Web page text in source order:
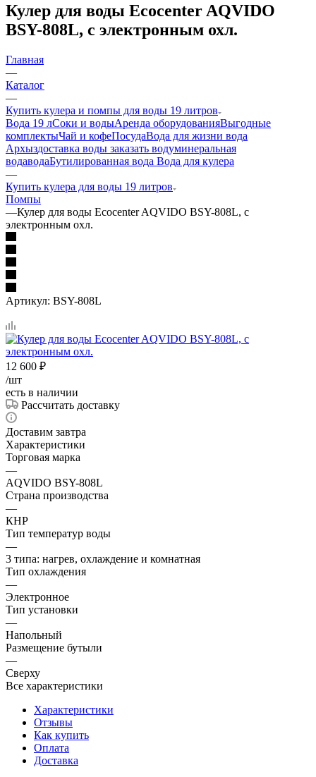
Кулер для воды Ecocenter AQVIDO
BSY-808L, с электронным охл.
Главная
—
Каталог
—
Купить кулера и помпы для воды 19 литров
Вода 19 лСоки и водыАренда оборудованияВыгодные
комплектыЧай и кофеПосудаВода для жизни вода
Архыздоставка воды заказать водуминеральная
водаводаБутилированная вода Вода для кулера
—
Купить кулера для воды 19 литров
Помпы
—Кулер для воды Ecocenter AQVIDO BSY-808L, с
электронным охл.
Артикул: BSY-808L
12 600 ₽
/шт
есть в наличии
Рассчитать доставку
Доставим завтра
Характеристики
Торговая марка
—
AQVIDO BSY-808L
Страна производства
—
КНР
Тип температур воды
—
3 типа: нагрев, охлаждение и комнатная
Тип охлаждения
—
Электронное
Тип установки
—
Напольный
Размещение бутыли
—
Сверху
Все характеристики
Характеристики
Отзывы
Как купить
Оплата
Доставка